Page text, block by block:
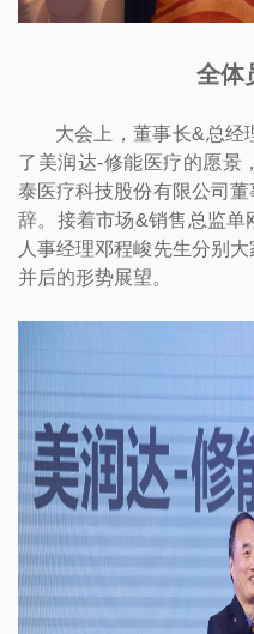
全体
大会上，董事长&总经
了美润达-修能医疗的愿景
泰医疗科技股份有限公司
辞。接着市场&销售总监单
人事经理邓程峻先生分别
并后的形势展望。